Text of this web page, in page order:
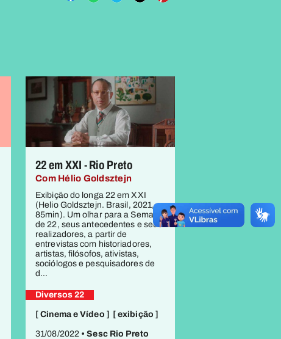
22 em XXI - Rio Preto
Com Hélio Goldsztejn
Exibição do longa 22 em XXI
(Helio Goldsztejn. Brasil, 2021,
85min). Um olhar para a Semana
de 22, seus antecedentes e seus
realizadores, a partir de
entrevistas com historiadores,
artistas, filósofos, ativistas,
sociólogos e pesquisadores de
d...
Diversos 22
[ Cinema e Vídeo ] [ exibição ]
31/08/2022 • Sesc Rio Preto